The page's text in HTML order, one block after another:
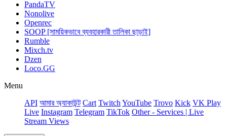
PandaTV
Nonolive
Openrec
SOOP [সাময়িকভাবে ব্যবহারকারী তালিকা ছাড়াই]
Rumble
Mixch.tv
Dzen
Loco.GG
Menu
API আমার অ্যাকাউন্ট Сart Twitch YouTube Trovo Kick VK Play
Live Instagram Telegram TikTok Other - Services | Live
Stream Views